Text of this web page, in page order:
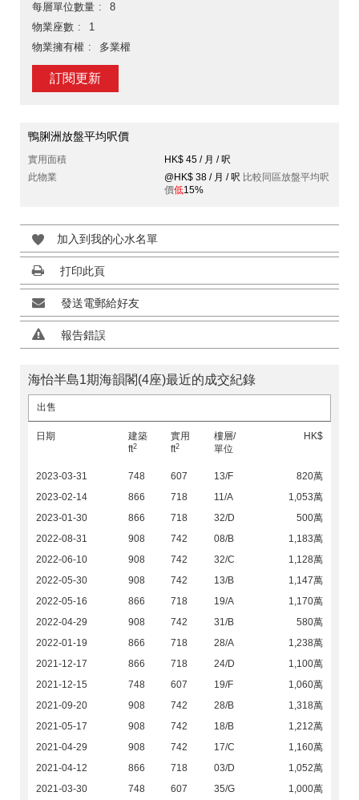
每層單位數量
8
物業座數
1
物業擁有權
多業權
訂閱更新
鴨脷洲放盤平均呎價
實用面積
HK$ 45 / 月 / 呎
此物業
@HK$ 38 / 月 / 呎 比較同區放盤平均呎
價低15%
加入到我的心水名單
打印此頁
發送電郵給好友
報告錯誤
海怡半島1期海韻閣(4座)最近的成交紀錄
出售
日期
建築
ft2
實用
ft2
樓層/
單位
HK$
2023-03-31 748 607 13/F
820萬
2023-02-14
866 718 11/A
1,053萬
2023-01-30
866 718 32/D
500萬
2022-08-31
908 742 08/B
1,183萬
2022-06-10
908 742 32/C
1,128萬
2022-05-30
908 742 13/B
1,147萬
2022-05-16
866 718 19/A
1,170萬
2022-04-29
908 742 31/B
580萬
2022-01-19
866 718 28/A
1,238萬
2021-12-17
866 718 24/D
1,100萬
2021-12-15
748 607 19/F
1,060萬
2021-09-20
908 742 28/B
1,318萬
2021-05-17
908 742 18/B
1,212萬
2021-04-29
908 742 17/C
1,160萬
2021-04-12
866 718 03/D
1,052萬
2021-03-30
748 607 35/G 1,000萬